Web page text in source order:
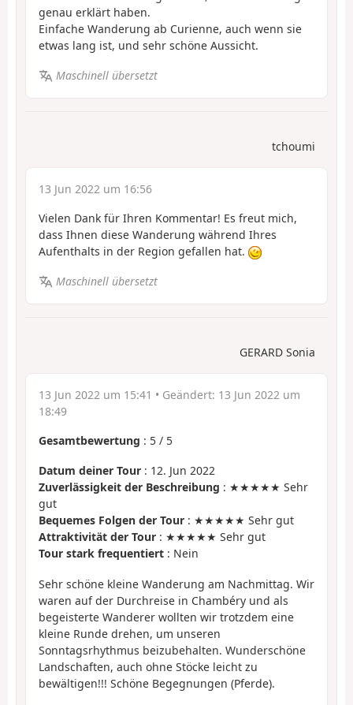
genau erklärt haben.
Einfache Wanderung ab Curienne, auch wenn sie
etwas lang ist, und sehr schöne Aussicht.
Maschinell übersetzt
tchoumi
13 Jun 2022 um 16:56
Vielen Dank für Ihren Kommentar! Es freut mich,
dass Ihnen diese Wanderung während Ihres
Aufenthalts in der Region gefallen hat.
Maschinell übersetzt
GERARD Sonia
13 Jun 2022 um 15:41 • Geändert: 13 Jun 2022 um
18:49
Gesamtbewertung : 5 / 5
Datum deiner Tour : 12. Jun 2022
Zuverlässigkeit der Beschreibung : ★★★★★ Sehr
gut
Bequemes Folgen der Tour : ★★★★★ Sehr gut
Attraktivität der Tour : ★★★★★ Sehr gut
Tour stark frequentiert : Nein
Sehr schöne kleine Wanderung am Nachmittag. Wir
waren auf der Durchreise in Chambéry und als
begeisterte Wanderer wollten wir trotzdem eine
kleine Runde drehen, um unseren
Sonntagsrhythmus beizubehalten. Wunderschöne
Landschaften, auch ohne Stöcke leicht zu
bewältigen!!! Schöne Begegnungen (Pferde).